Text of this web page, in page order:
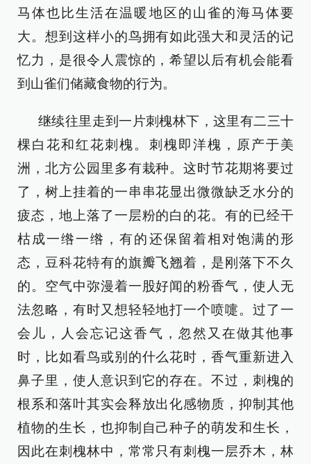
马体也比生活在温暖地区的山雀的海马体要
大。想到这样小的鸟拥有如此强大和灵活的记
忆力，是很令人震惊的，希望以后有机会能看
到山雀们储藏食物的行为。
继续往里走到一片刺槐林下，这里有二三十
棵白花和红花刺槐。刺槐即洋槐，原产于美
洲，北方公园里多有栽种。这时节花期将要过
了，树上挂着的一串串花显出微微缺乏水分的
疲态，地上落了一层粉的白的花。有的已经干
枯成一绺一绺，有的还保留着相对饱满的形
态，豆科花特有的旗瓣飞翘着，是刚落下不久
的。空气中弥漫着一股好闻的粉香气，使人无
法忽略，有时又想轻轻地打一个喷嚏。过了一
会儿，人会忘记这香气，忽然又在做其他事
时，比如看鸟或别的什么花时，香气重新进入
鼻子里，使人意识到它的存在。不过，刺槐的
根系和落叶其实会释放出化感物质，抑制其他
植物的生长，也抑制自己种子的萌发和生长，
因此在刺槐林中，常常只有刺槐一层乔木，林